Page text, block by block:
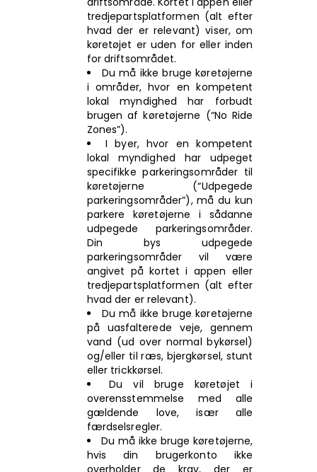
tredjepartsplatformen (alt efter
hvad der er relevant) viser, om
køretøjet er uden for eller inden
for driftsområdet.
Du må ikke bruge køretøjerne
i områder, hvor en kompetent
lokal myndighed har forbudt
brugen af køretøjerne (“No Ride
Zones”).
I byer, hvor en kompetent
lokal myndighed har udpeget
specifikke parkeringsområder til
køretøjerne (“Udpegede
parkeringsområder”), må du kun
parkere køretøjerne i sådanne
udpegede parkeringsområder.
Din bys udpegede
parkeringsområder vil være
angivet på kortet i appen eller
tredjepartsplatformen (alt efter
hvad der er relevant).
Du må ikke bruge køretøjerne
på uasfalterede veje, gennem
vand (ud over normal bykørsel)
og/eller til ræs, bjergkørsel, stunt
eller trickkørsel.
Du vil bruge køretøjet i
overensstemmelse med alle
gældende love, især alle
færdselsregler.
Du må ikke bruge køretøjerne,
hvis din brugerkonto ikke
overholder de krav, der er